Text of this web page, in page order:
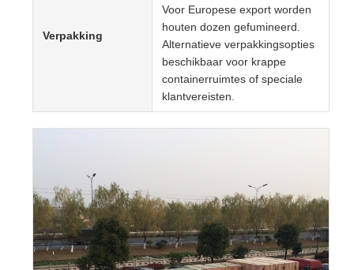
Verpakking
Voor Europese export worden
houten dozen gefumineerd.
Alternatieve verpakkingsopties
beschikbaar voor krappe
containerruimtes of speciale
klantvereisten.